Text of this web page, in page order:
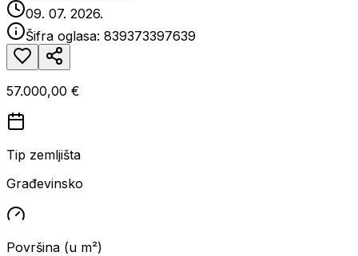
09. 07. 2026.
Šifra oglasa: 839373397639
57.000,00 €
Tip zemljišta
Građevinsko
Površina (u m²)